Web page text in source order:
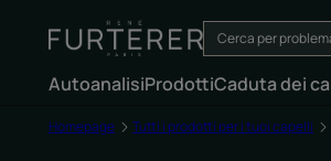
AutoanalisiProdottiCaduta dei
Homepage Tutti i prodotti per i tuoi capelli